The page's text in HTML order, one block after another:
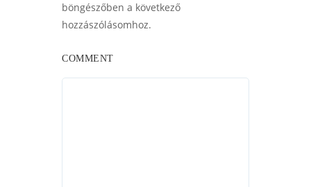
böngészőben a következő
hozzászólásomhoz.
COMMENT